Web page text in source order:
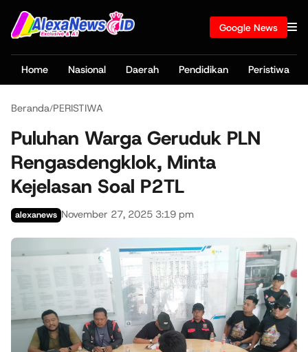
Google News
Home Nasional Daerah Pendidikan Peristiwa
Beranda/PERISTIWA
Puluhan Warga Geruduk PLN
Rengasdengklok, Minta
Kejelasan Soal P2TL
alexanews November 27, 2025 3:19 pm